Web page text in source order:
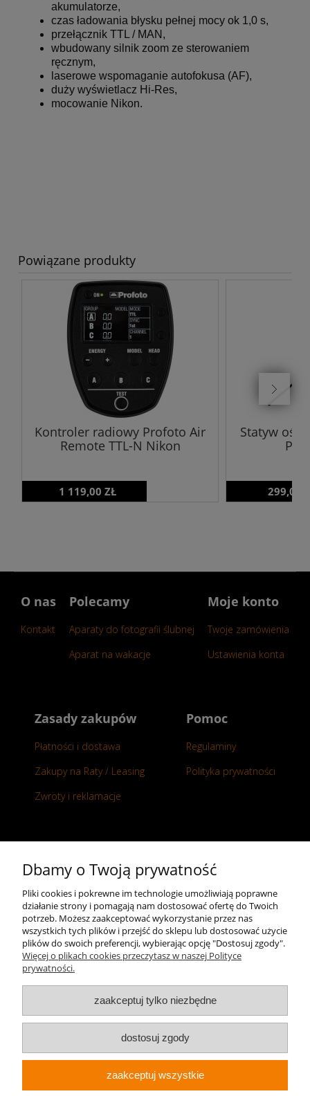
akumulatorze,
czas ładowania błysku pełnej mocy ok 1,0 s,
przełącznik TTL / MAN,
wbudowany silnik zoom ze sterowaniem
ręcznym,
laserowe wspomaganie autofokusa (AF),
duży wyświetlacz Hi-Res,
mocowanie Nikon.
Powiązane produkty
Kontroler radiowy Profoto Air
Remote TTL-N Nikon
1 119,00 ZŁ
Statyw
299,00
O nas
Kontakt
Polecamy
Aparaty do fotografii ślubnej
Aparat na wakacje
Moje konto
Twoje zamówienia
Ustawienia konta
Zasady zakupów
Płatności i dostawa
Zakupy na Raty / Leasing
Zwroty i reklamacje
Pomoc
Regulaminy
Polityka prywatności
Kontakt
+48 696 50 70 20
sklep@notopstryk.pl
Dbamy o Twoją prywatność
Pliki cookies i pokrewne im technologie umożliwiają poprawne
działanie strony i pomagają nam dostosować ofertę do Twoich
potrzeb. Możesz zaakceptować wykorzystanie przez nas
wszystkich tych plików i przejść do sklepu lub dostosować użycie
plików do swoich preferencji, wybierając opcję "Dostosuj zgody".
Więcej o plikach cookies przeczytasz w naszej Polityce
prywatności.
zaakceptuj tylko niezbędne
dostosuj zgody
zaakceptuj wszystkie